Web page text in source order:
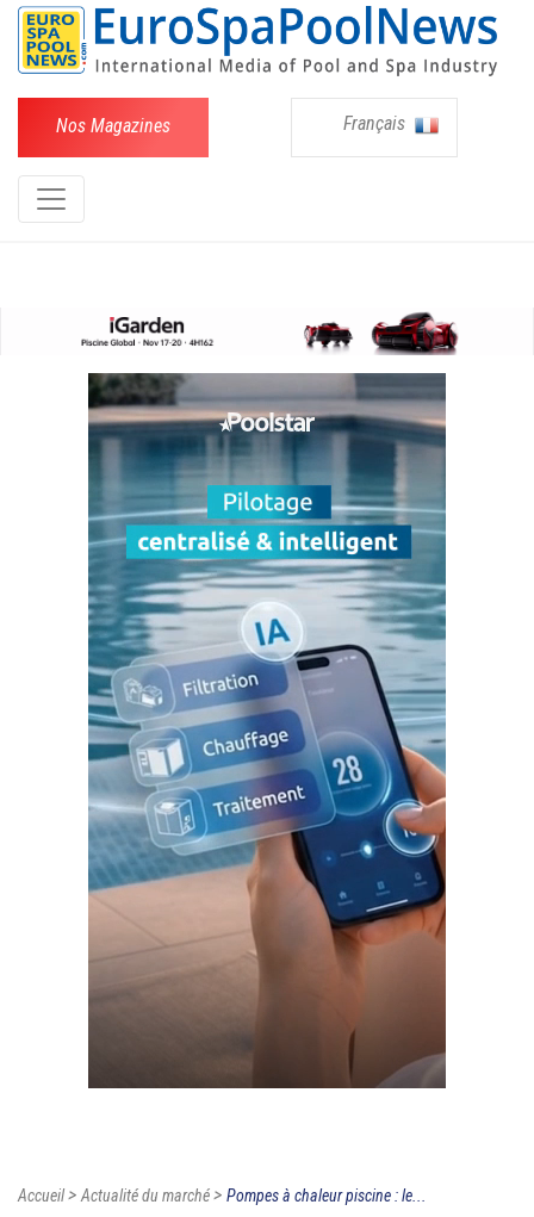
Nos Magazines Français
Accueil>Actualité du marché> Pompes à chaleur piscine : le...